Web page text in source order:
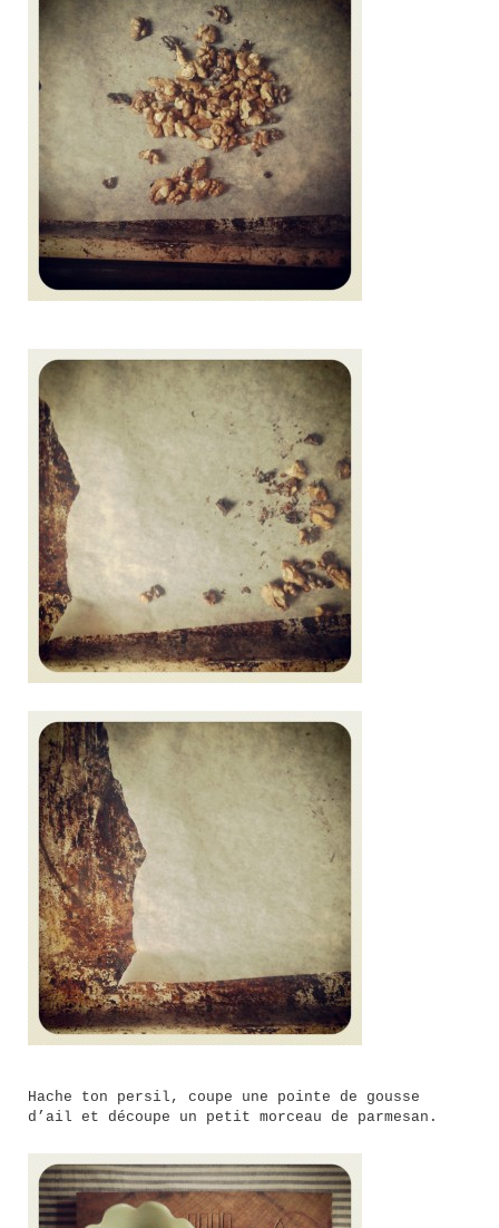
Hache ton persil, coupe une pointe de gousse
d’ail et découpe un petit morceau de parmesan.